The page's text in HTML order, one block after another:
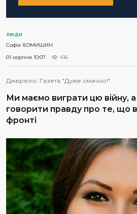
ЛЮДИ
Софія ХОМИШИН
01 серпня 10:07
416
Джерело: Газета "Дуже смачно!"
Ми маємо виграти цю війну, а
говорити правду про те, що
фронті